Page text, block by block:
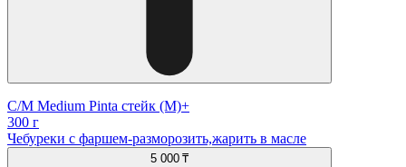
С/М Medium Pinta стейк (М)+
300 г
Чебуреки с фаршем-разморозить,жарить в масле
5 000 ₸